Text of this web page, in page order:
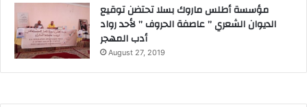
مؤسسة أطلس ماروك بسلا تحتضن توقيع
الديوان الشعري ” عاصفة الحروف ” لأحد رواد
أدب المهجر
August 27, 2019